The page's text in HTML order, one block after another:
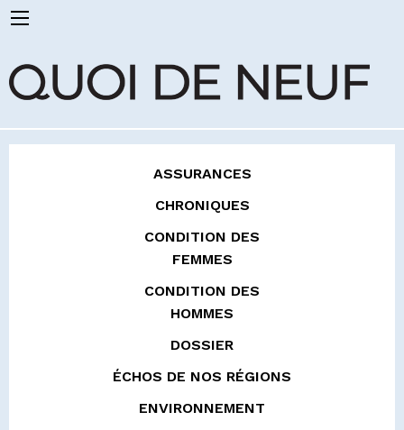
ASSURANCES
CHRONIQUES
CONDITION DES
FEMMES
CONDITION DES
HOMMES
DOSSIER
ÉCHOS DE NOS RÉGIONS
ENVIRONNEMENT